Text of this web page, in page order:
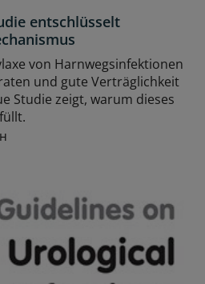
entschlüsselt
von Harnwegsinfektionen
und gute Verträglichkeit
Studie zeigt, warum dieses